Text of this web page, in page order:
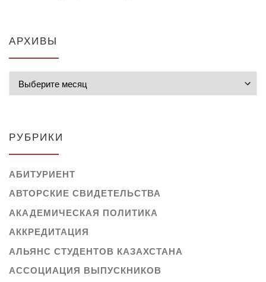
АРХИВЫ
РУБРИКИ
АБИТУРИЕНТ
АВТОРСКИЕ СВИДЕТЕЛЬСТВА
АКАДЕМИЧЕСКАЯ ПОЛИТИКА
АККРЕДИТАЦИЯ
АЛЬЯНС СТУДЕНТОВ КАЗАХСТАНА
АССОЦИАЦИЯ ВЫПУСКНИКОВ